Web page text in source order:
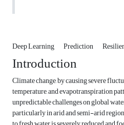
Deep Learning Prediction
Introduction
Climate change, by causing severe
temperature, and evapotranspiration
unpredictable challenges on global
particularly in arid and semi-arid